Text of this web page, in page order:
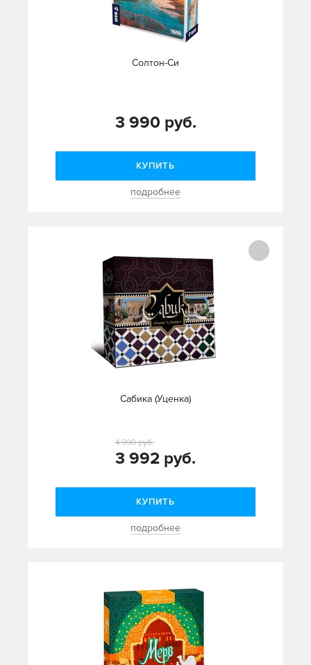
Солтон-Си
3 990 руб.
КУПИТЬ
подробнее
Сабика (Уценка)
3 992 руб.
4 990 руб.
КУПИТЬ
подробнее